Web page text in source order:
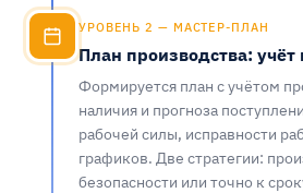
УРОВЕНЬ 2 — МАСТЕР-ПЛАН
План производства: учёт
Формируется план с учётом
наличия и прогноза
рабочей силы, исправности
графиков. Две стратегии:
безопасности или точно к